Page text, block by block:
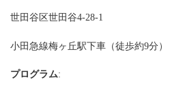
世田谷区世田谷4-28-1
小田急線梅ヶ丘駅下車（徒歩約9分）
プログラム: